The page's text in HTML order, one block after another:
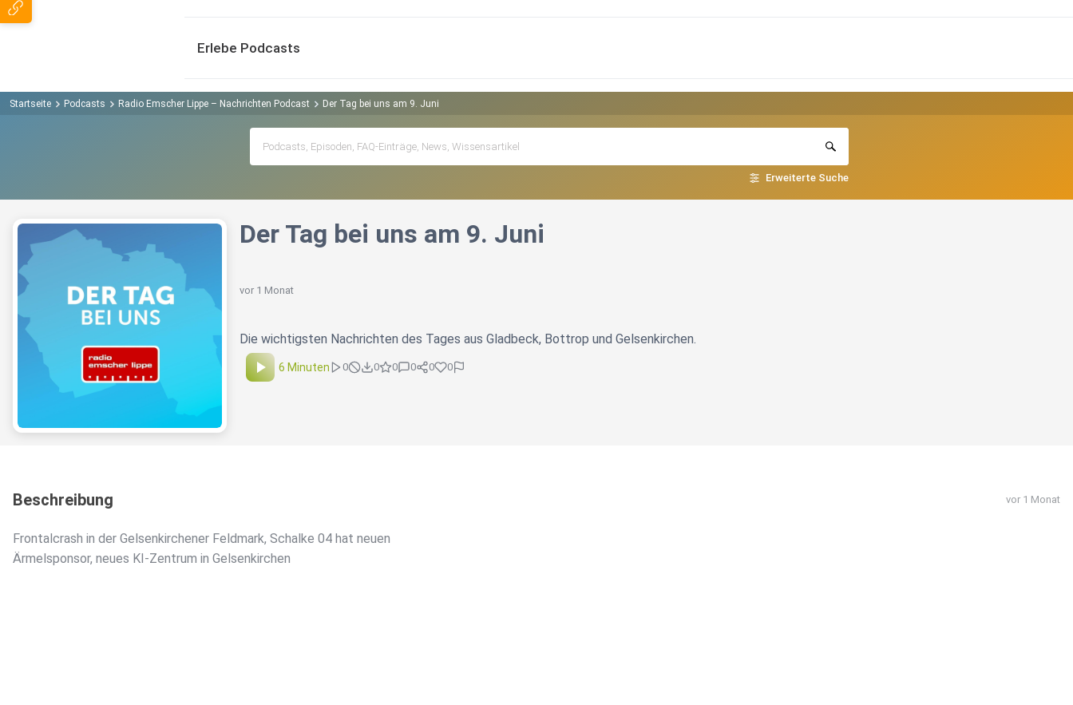
Erlebe Podcasts
Startseite Podcasts Radio Emscher Lippe – Nachrichten Podcast Der Tag bei uns am 9. Juni
Erweiterte Suche
Der Tag bei uns am 9. Juni
vor 1 Monat
Die wichtigsten Nachrichten des Tages aus Gladbeck, Bottrop und Gelsenkirchen.
6 Minuten 0 0 0 0 0 0
Beschreibung vor 1 Monat
Frontalcrash in der Gelsenkirchener Feldmark, Schalke 04 hat neuen
Ärmelsponsor, neues KI-Zentrum in Gelsenkirchen